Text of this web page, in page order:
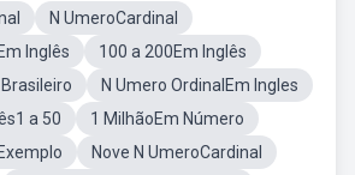
N UmeroCardinal
Inglês
100 a 200Em Inglês
N Umero OrdinalEm Ingles
a 50
1 MilhãoEm Número
Nove N UmeroCardinal